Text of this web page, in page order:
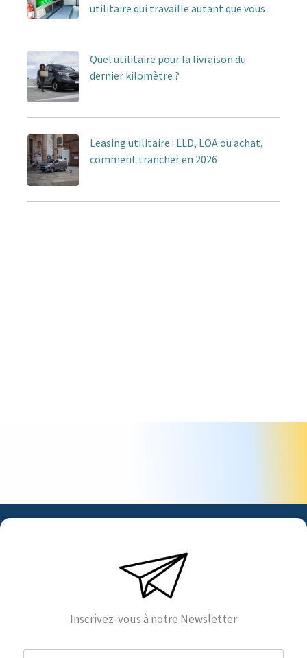
utilitaire qui travaille autant que vous
Quel utilitaire pour la livraison du
dernier kilomètre ?
Leasing utilitaire : LLD, LOA ou achat,
comment trancher en 2026
Inscrivez-vous à notre Newsletter